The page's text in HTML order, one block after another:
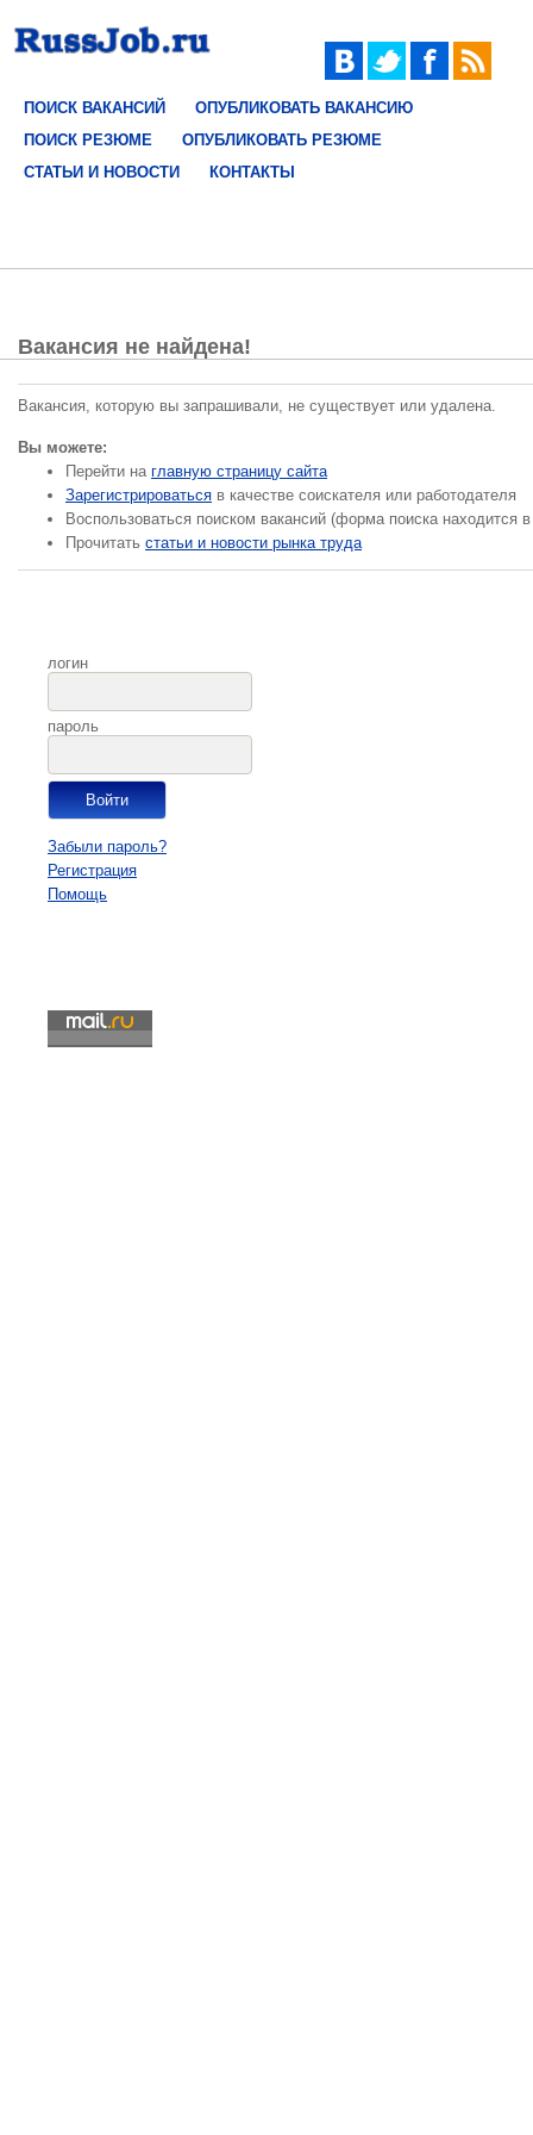
ПОИСК ВАКАНСИЙ
ОПУБЛИКОВАТЬ ВАКАНСИЮ
ПОИСК РЕЗЮМЕ
ОПУБЛИКОВАТЬ РЕЗЮМЕ
СТАТЬИ И НОВОСТИ
КОНТАКТЫ
Вакансия не найдена!
Вакансия, которую вы запрашивали, не существует или удалена.
Вы можете:
Перейти на главную страницу сайта
Зарегистрироваться в качестве соискателя или работодателя
Воспользоваться поиском вакансий (форма поиска находится
Прочитать статьи и новости рынка труда
логин
пароль
Забыли пароль?
Регистрация
Помощь